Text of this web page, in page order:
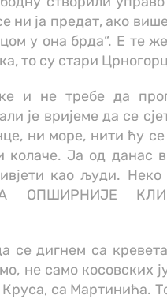
ни ја предат, ако
у она брда“. Е те
то су стари
и не требе да
је вријеме да се
ни море, нити ћу
колаче. Ја од данас
као људи.
ОПШИРНИЈЕ
се дигнем са
не само косовских
са Мартинића.